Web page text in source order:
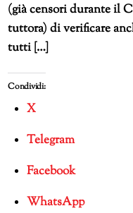
(già censori durante il
tuttora) di verificare
tutti […]
Condividi:
X
Telegram
Facebook
WhatsApp